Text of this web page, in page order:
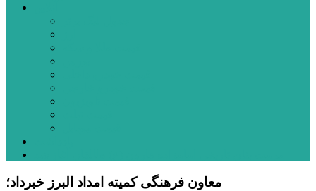
معاون فرهنگی کمیته امداد البرز خبرداد؛